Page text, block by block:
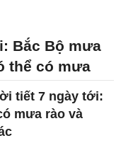
Bắc Bộ mưa
thể có mưa
tiết 7 ngày tới:
mưa rào và